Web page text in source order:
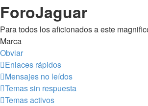
ForoJaguar
Para todos los aficionados a este
Marca
Obviar
Enlaces rápidos
Mensajes no leídos
Temas sin respuesta
Temas activos